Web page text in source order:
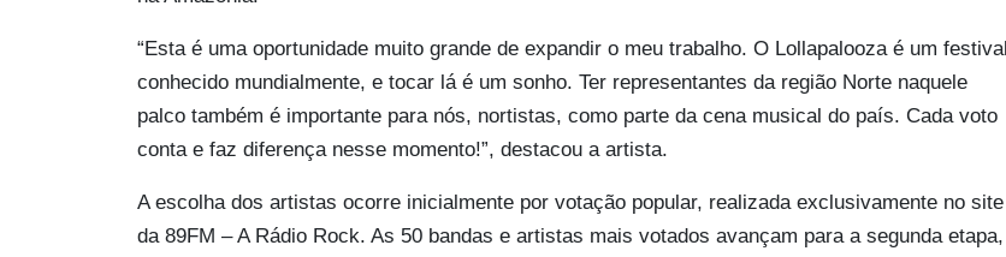
“Esta é uma oportunidade muito grande de expandir o meu trabalho. O Lollapalooza é um festival
conhecido mundialmente, e tocar lá é um sonho. Ter representantes da região Norte naquele
palco também é importante para nós, nortistas, como parte da cena musical do país. Cada voto
conta e faz diferença nesse momento!”, destacou a artista.
A escolha dos artistas ocorre inicialmente por votação popular, realizada exclusivamente no site
da 89FM – A Rádio Rock. As 50 bandas e artistas mais votados avançam para a segunda etapa,